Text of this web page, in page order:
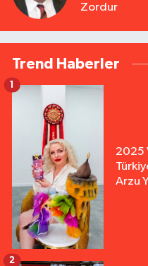
Zordur
Trend Haberler
2025
Arzu
1
2